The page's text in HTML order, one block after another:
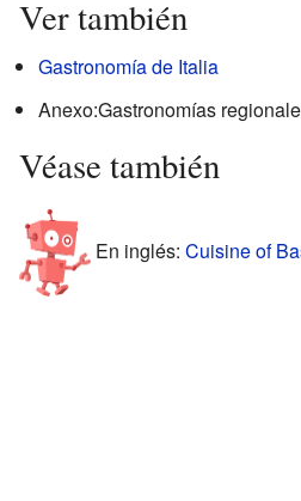
Ver también
Gastronomía de Italia
Anexo:Gastronomías
Véase también
En inglés: Cuisine of